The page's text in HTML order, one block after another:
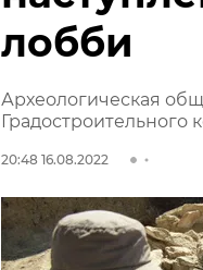
лобби
Археологическая
Градостроительного
20:48 16.08.2022